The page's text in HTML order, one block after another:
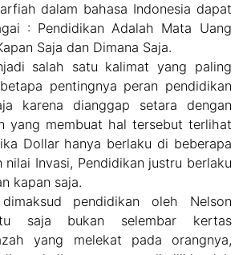
dalam bahasa Indonesia dapat
: Pendidikan Adalah Mata Uang
Saja dan Dimana Saja.
salah satu kalimat yang paling
pentingnya peran pendidikan
karena dianggap setara dengan
yang membuat hal tersebut terlihat
Dollar hanya berlaku di beberapa
nilai Invasi, Pendidikan justru berlaku
kapan saja.
pendidikan oleh Nelson
saja bukan selembar kertas
yang melekat pada orangnya,